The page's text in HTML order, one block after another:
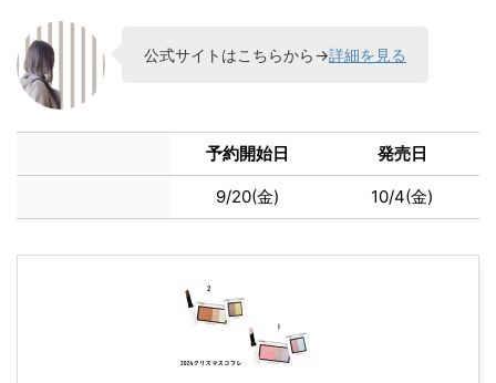
公式サイトはこちらから→詳細を見る
予約開始日 発売日
9/20(金) 10/4(金)